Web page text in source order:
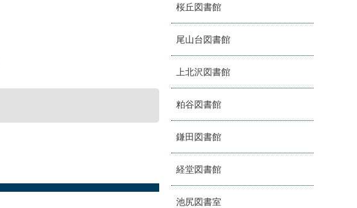
桜丘図書館
尾山台図書館
上北沢図書館
粕谷図書館
鎌田図書館
経堂図書館
池尻図書室